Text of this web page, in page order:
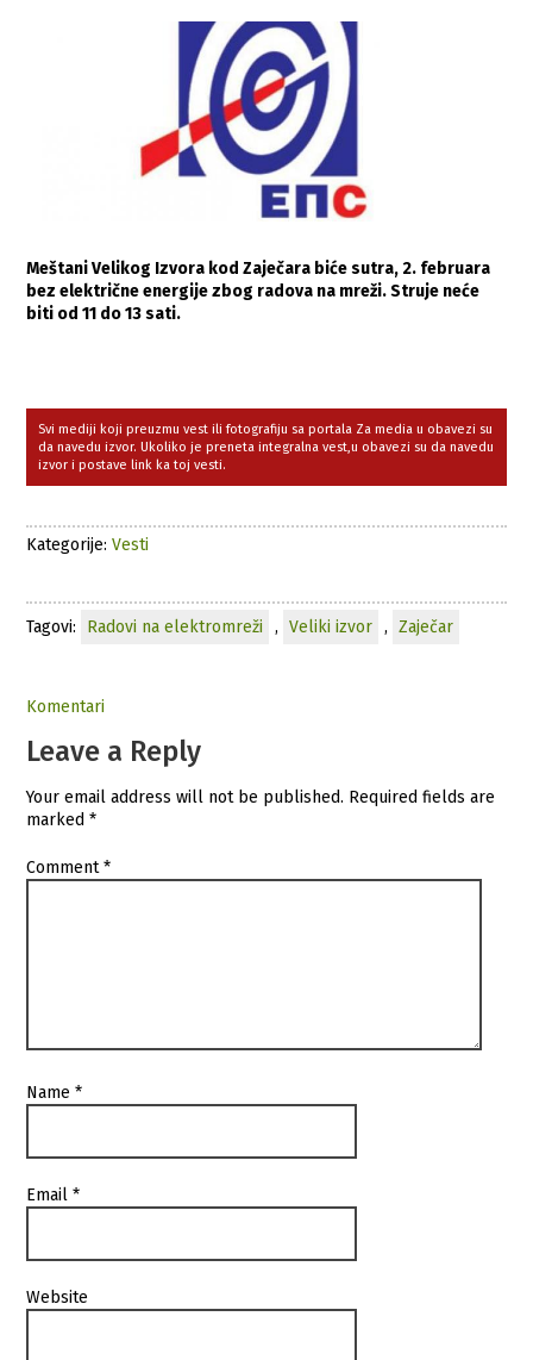
Meštani Velikog Izvora kod Zaječara biće sutra, 2. februara
bez električne energije zbog radova na mreži. Struje neće
biti od 11 do 13 sati.
Svi mediji koji preuzmu vest ili fotografiju sa portala Za media u obavezi su
da navedu izvor. Ukoliko je preneta integralna vest,u obavezi su da navedu
izvor i postave link ka toj vesti.
Kategorije:Vesti
Tagovi: Radovi na elektromreži , Veliki izvor , Zaječar
Komentari
Leave a Reply
Your email address will not be published. Required fields are
marked*
Comment*
Name*
Email*
Website